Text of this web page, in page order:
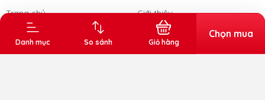
Danh mục So sánh Giỏ hàng
Chọn mua
Trang chủ
Giới thiệu
Sản phẩm